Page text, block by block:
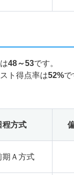
48～53です。
ト得点率は52%で
程方式
期Ａ方式